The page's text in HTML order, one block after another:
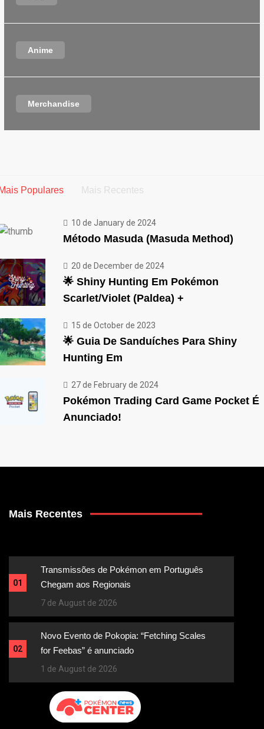
Anime
Merchandise
Populares Mais Recentes
10 de January de 2024
Método Masuda (Masuda Method)
20 de December de 2024
🌟 Shiny Hunting Em Pokémon
Scarlet/Violet (Paldea) +
15 de October de 2023
🌟 Guia De Sanduíches Para Shiny
Hunting Em
27 de February de 2024
Pokémon Trading Card Game Pocket É
Anunciado!
Mais Recentes
01
Transmissões de Pokémon em Português
Chegam aos Regionais
7 de August de 2026
02
Novo Evento de Pokopia: “Fetching Scales
for Feebas” é anunciado
1 de August de 2026